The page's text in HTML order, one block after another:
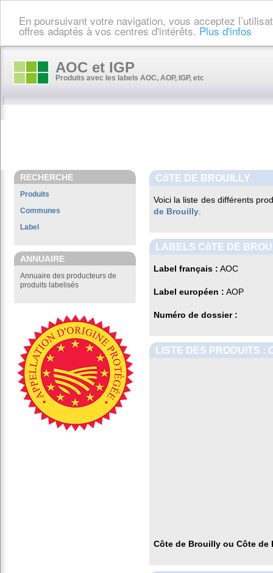
En poursuivant votre navigation, vous acceptez
offres adaptés à vos centres d'intérêts. Plus d'infos
AOC et IGP
Produits avec les labels AOC, AOP, IGP, etc
RECHERCHE
Produits
Communes
Label
ANNUAIRE
Annuaire des producteurs de
produits labelisés
CôTE DE BROUILLY
Voici la liste des différents
de Brouilly
LABELS CôTE DE
Label français : AOC
Label européen : AOP
Numéro de dossier :
LISTE DES PRODUITS :
Côte de Brouilly ou Côte